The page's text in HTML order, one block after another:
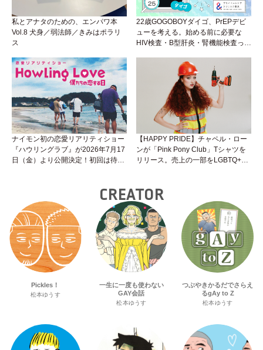
私とアナタのための、エンパワ本
Vol.8 犬身／弱法師／きみはポラリ
ス
22歳GOGOBOYダイゴ、PrEPデビ
ューを考える。始める前に必要な
HIV検査・B型肝炎・腎機能検査っ
性トーク～聞きにくいことは小堀先
生に聞けばイイ！（Vol.25）
ナイモン初の恋愛リアリティショー
『ハウリングラブ』が2026年7月17
日（金）より公開決定！初回は待望
【HAPPY PRIDE】チャペル・ロー
ンが「Pink Pony Club」Tシャツを
リリース。売上の一部をLGBTQ+＆
CREATOR
Pickles！
松本ゆうす
一生に一度も使わない
GAY会話
松本ゆうす
つぶやきかるだでさらえ
るgAy to Z
松本ゆうす